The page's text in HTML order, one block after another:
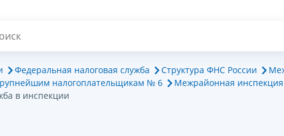
Федеральная налоговая служба Структура ФНС России
налогоплательщикам № 6
Межрайонная
в инспекции